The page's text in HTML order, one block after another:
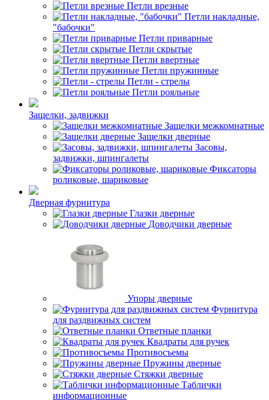
Петли врезные
Петли накладные,
"бабочки"
Петли приварные
Петли скрытые
Петли ввертные
Петли пружинные
Петли - стрелы
Петли рояльные
Защелки, задвижки
Защелки межкомнатные
Защелки дверные
Засовы,
задвижки, шпингалеты
Фиксаторы
роликовые, шариковые
Дверная фурнитура
Глазки дверные
Доводчики дверные
Упоры дверные
Фурнитура
для раздвижных систем
Ответные планки
Квадраты для ручек
Противосъемы
Пружины дверные
Стяжки дверные
Таблички
информационные